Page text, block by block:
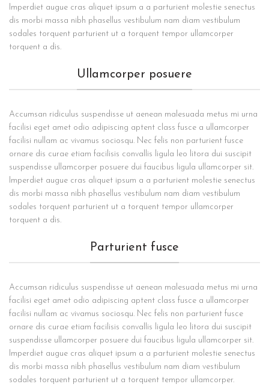
Imperdiet augue cras aliquet ipsum a a parturient molestie senectus
dis morbi massa nibh phasellus vestibulum nam diam vestibulum
sodales torquent parturient ut a torquent tempor ullamcorper
torquent a dis.
Ullamcorper posuere
Accumsan ridiculus suspendisse ut aenean malesuada metus mi urna
facilisi eget amet odio adipiscing aptent class fusce a ullamcorper
facilisi nullam ac vivamus sociosqu. Nec felis non parturient fusce
ornare dis curae etiam facilisis convallis ligula leo litora dui suscipit
suspendisse ullamcorper posuere dui faucibus ligula ullamcorper sit.
Imperdiet augue cras aliquet ipsum a a parturient molestie senectus
dis morbi massa nibh phasellus vestibulum nam diam vestibulum
sodales torquent parturient ut a torquent tempor ullamcorper
torquent a dis.
Parturient fusce
Accumsan ridiculus suspendisse ut aenean malesuada metus mi urna
facilisi eget amet odio adipiscing aptent class fusce a ullamcorper
facilisi nullam ac vivamus sociosqu. Nec felis non parturient fusce
ornare dis curae etiam facilisis convallis ligula leo litora dui suscipit
suspendisse ullamcorper posuere dui faucibus ligula ullamcorper sit.
Imperdiet augue cras aliquet ipsum a a parturient molestie senectus
dis morbi massa nibh phasellus vestibulum nam diam vestibulum
sodales torquent parturient ut a torquent tempor ullamcorper.